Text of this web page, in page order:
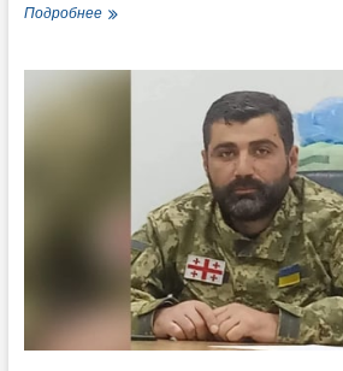
ПодробнееЕще
боец
стороне